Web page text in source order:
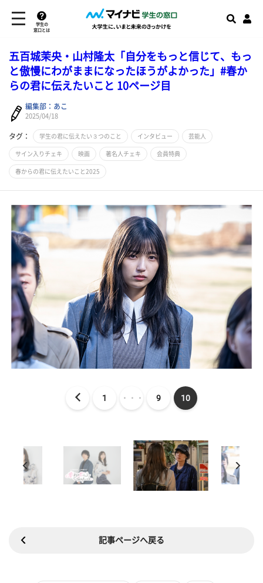
学生の
窓口とは
五百城茉央・山村隆太「自分をもっと信じて、もっ
と傲慢にわがままになったほうがよかった」#春か
らの君に伝えたいこと 10ページ目
編集部：あこ
2025/04/18
タグ： 学生の君に伝えたい３つのこと インタビュー 芸能人
サイン入りチェキ 映画 著名人チェキ 会員特典
春からの君に伝えたいこと2025
1 ・・・ 9 10
記事ページへ戻る